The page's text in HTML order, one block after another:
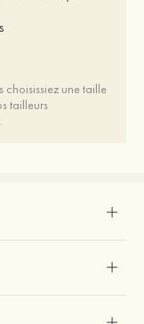
choisissiez une taille
tailleurs